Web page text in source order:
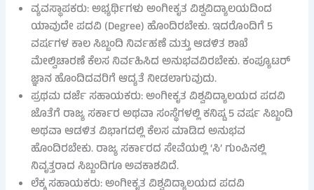
ವ್ಯವಸ್ಥಾಪಕರು: ಅಭ್ಯರ್ಥಿಗಳು ಅಂಗೀಕೃತ ವಿಶ್ವವಿದ್ಯಾಲಯದಿಂದ
ಯಾವುದೇ ಪದವಿ (Degree) ಹೊಂದಿರಬೇಕು. ಇದರೊಂದಿಗೆ 5
ವರ್ಷಗಳ ಕಾಲ ಸಿಬ್ಬಂದಿ ನಿರ್ವಹಣೆ ಮತ್ತು ಆಡಳಿತ ಶಾಖೆ
ಮೇಲ್ವಿಚಾರಣೆ ಕೆಲಸ ನಿರ್ವಹಿಸಿದ ಅನುಭವವಿರಬೇಕು. ಕಂಪ್ಯೂಟರ್
ಜ್ಞಾನ ಹೊಂದಿದವರಿಗೆ ಆದ್ಯತೆ ನೀಡಲಾಗುವುದು.
ಪ್ರಥಮ ದರ್ಜೆ ಸಹಾಯಕರು: ಅಂಗೀಕೃತ ವಿಶ್ವವಿದ್ಯಾಲಯದ ಪದವಿ
ಜೊತೆಗೆ ರಾಜ್ಯ ಸರ್ಕಾರ ಅಥವಾ ಸಂಸ್ಥೆಗಳಲ್ಲಿ ಕನಿಷ್ಟ 5 ವರ್ಷ ಸಿಬ್ಬಂದಿ
ಅಥವಾ ಆಡಳಿತ ವಿಭಾಗದಲ್ಲಿ ಕೆಲಸ ಮಾಡಿದ ಅನುಭವ
ಹೊಂದಿರಬೇಕು. ರಾಜ್ಯ ಸರ್ಕಾರದ ಸೇವೆಯಲ್ಲಿ ‘ಸಿ’ ಗುಂಪಿನಲ್ಲಿ
ನಿವೃತ್ತರಾದ ಸಿಬ್ಬಂದಿಗೂ ಅವಕಾಶವಿದೆ.
ಲೆಕ್ಕ ಸಹಾಯಕರು: ಅಂಗೀಕೃತ ವಿಶ್ವವಿದ್ಯಾಲಯದ ಪದವಿ